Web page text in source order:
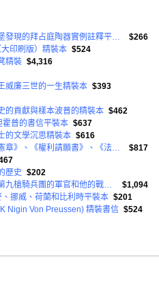
拜占庭陶瓷藝術：最近在君士坦丁堡發現的拜占庭陶器實例註釋平裝本
$266
印刷版）精裝本 $524
精裝 $4,316
威廉三世的一生精裝本 $393
的貢獻與樣本波普的精裝本 $462
霍普的書信平裝本 $637
的文學沉思精裝本 $616
英國與美國的自由政府：包含《大憲章》、《權利請願書》、《法案》…
$817
歷史 $202
傑克與霍皮特：第一次世界大戰中第九槍騎兵團的軍官和他的戰馬平裝本
$1,094
挪威、荷蘭和比利時平裝本 $201
Von Preussen) 精裝書信 $524